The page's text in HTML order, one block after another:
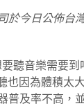
於今日公佈台
聽音樂需要到
也因為體積太
普及率不高，